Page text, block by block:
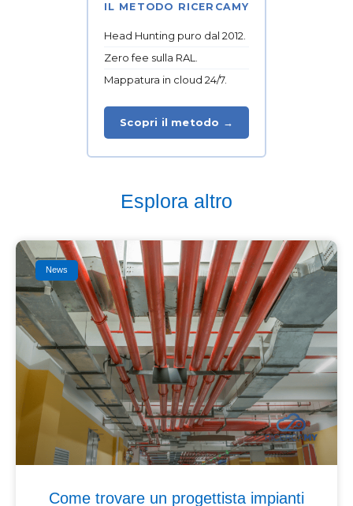
IL METODO RICERCAMY
Head Hunting puro dal 2012.
Zero fee sulla RAL.
Mappatura in cloud 24/7.
Scopri il metodo →
Esplora altro
News
Come trovare un progettista impianti